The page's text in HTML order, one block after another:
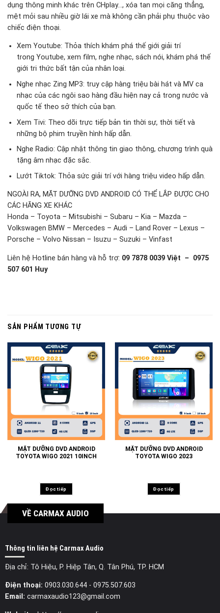
dụng thông minh khác trên CHplay…, xóa tan mọi căng thẳng,
mệt mỏi sau nhiều giờ lái xe mà không cần phải phụ thuộc vào
chiếc điện thoại.
Xem Youtube: Thỏa thích khám phá thế giới giải trí
trong Youtube, xem film, nghe nhạc, sách nói, khám phá thế
giới tri thức bất tận của nhân loại.
Nghe nhạc Zing MP3: truy cập hàng triệu bài hát và MV ca
nhạc của các ngôi sao hàng đầu hiện nay cả trong nước và
quốc tế theo sở thích của bạn.
Xem Tivi: Theo dõi trực tiếp bản tin thời sự, thời tiết và
những bộ phim truyền hình hấp dẫn.
Nghe Radio: Cập nhật thông tin giao thông, chương trình quà
tặng âm nhạc đặc sắc.
Lướt Tiktok: Thỏa sức giải trí với hàng triệu video hấp dẫn.
NGOÀI RA, MẶT DƯỠNG DVD ANDROID CÓ THỂ LẮP ĐƯỢC CHO
CÁC HÃNG XE KHÁC
Honda – Toyota – Mitsubishi – Subaru – Kia – Mazda –
Volkswagen BMW – Mercedes – Audi – Land Rover – Lexus –
Porsche – Volvo Nissan – Isuzu – Suzuki – Vinfast
Liên hệ Hotline bán hàng và hỗ trợ: 09 7878 0039 Việt – 0975
507 601 Huy
SẢN PHẨM TƯƠNG TỰ
MẶT DƯỠNG DVD ANDROID
TOYOTA WIGO 2021 10INCH
Đọc tiếp
MẶT DƯỠNG DVD ANDROID
TOYOTA WIGO 2023
Đọc tiếp
VỀ CARMAX AUDIO
Thông tin liên hệ Carmax Audio
Địa chỉ: Tô Hiệu, P. Hiệp Tân, Q. Tân Phú, TP. HCM
Điện thoại: 0903.030.644- 0975.507.603
Email: carmaxaudio123@gmail.com